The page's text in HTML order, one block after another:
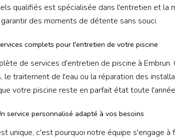
qualifiés est spécialisée dans l'entretien et la
des moments de détente sans souci.
complets pour l'entretien de votre piscine
de services d'entretien de piscine à
traitement de l'eau ou la réparation des
votre piscine reste en parfait état toute
service personnalisé adapté à vos besoins
unique, c'est pourquoi notre équipe s'engage à